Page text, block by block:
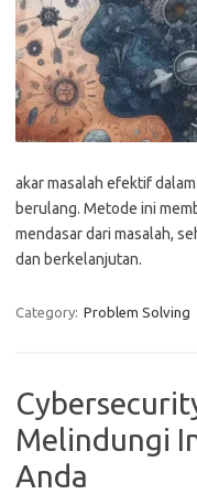
akar masalah efektif
berulang. Metode ini
mendasar dari masalah,
dan berkelanjutan.
Category: Problem Solving
Melindungi
Anda